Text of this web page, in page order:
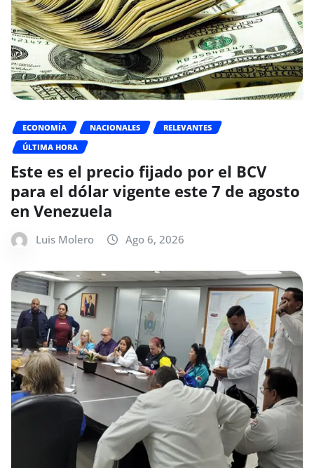
ECONOMÍA NACIONALES
RELEVANTES
ÚLTIMA HORA
Este es el precio fijado por el BCV
para el dólar vigente este 7 de agosto
en Venezuela
Luis Molero Ago 6, 2026